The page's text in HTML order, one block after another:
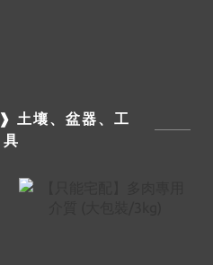
土壤、盆器、工
具